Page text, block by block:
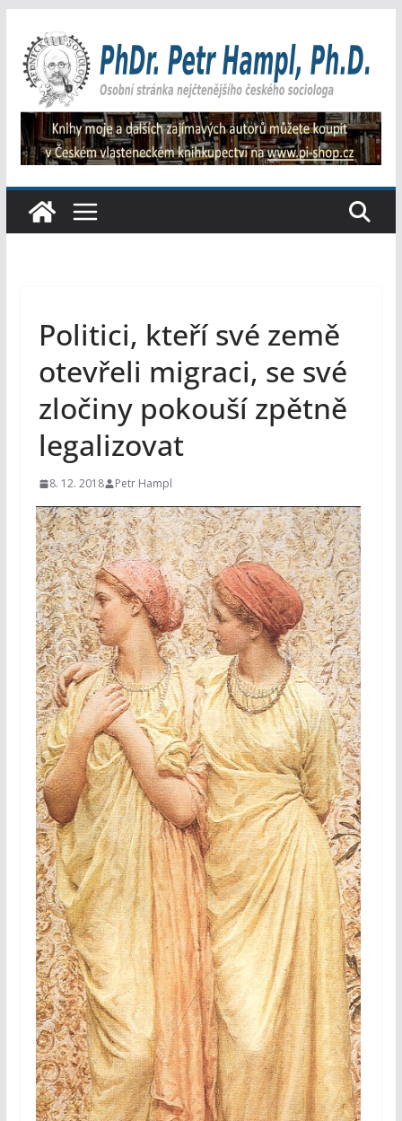
obsah
Politici, kteří své země
otevřeli migraci, se své
zločiny pokouší zpětně
legalizovat
8. 12. 2018 Petr Hampl